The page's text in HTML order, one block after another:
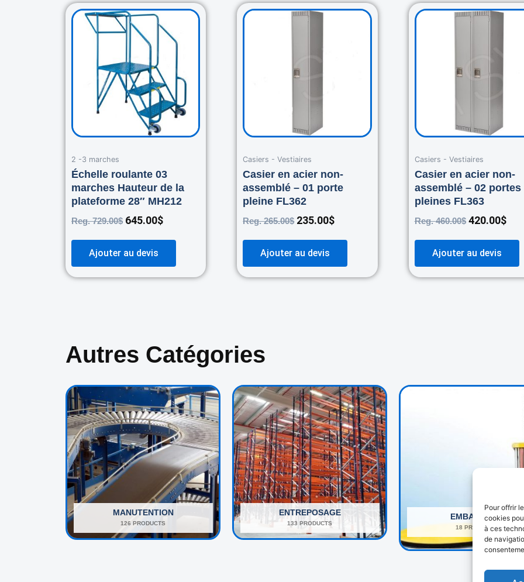
Pour offrir
cookies
à ces
de
2 -3 marches
Échelle roulante 03
marches Hauteur de la
plateforme 28″ MH212
Reg.729.00$
Original
price
was:
729.00$.
645.00$
Current
is:
Ajouter au devis
Casiers - Vestiaires
Casier en acier non-
assemblé – 01 porte
pleine FL362
Reg.265.00$
Original
235.00$
Current
Ajouter au devis
Casiers - Vestiaires
Casier en acier non-
assemblé – 02 portes
pleines FL363
Reg.460.00$
Original
price
420.00$
Ajouter au devis
Autres Catégories
MANUTENTION
126 PRODUCTS
ENTREPOSAGE
133 PRODUCTS
EMBALLAGE
18 PRODUCTS